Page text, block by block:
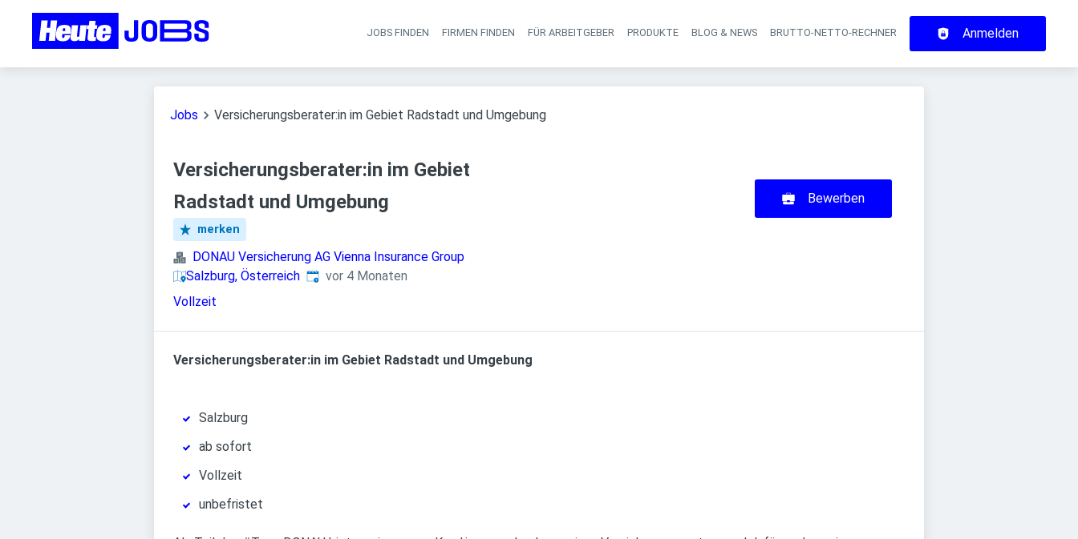
Haupt-Navigation
JOBS FINDEN FIRMEN FINDEN FÜR ARBEITGEBER PRODUKTE BLOG & NEWS BRUTTO-NETTO-RECHNER Anmelden
Jobs Versicherungsberater:in im Gebiet Radstadt und Umgebung
Versicherungsberater:in im Gebiet
Radstadt und Umgebung
merken
DONAU Versicherung AG Vienna Insurance Group
Salzburg, Österreich Veröffentlicht:
vor 4 Monaten
Vollzeit
Bewerben
Versicherungsberater:in im Gebiet Radstadt und Umgebung
Salzburg
ab sofort
Vollzeit
unbefristet